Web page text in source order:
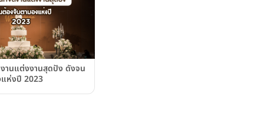
านแต่งงานสุดปัง ดังจน
ห่งปี 2023